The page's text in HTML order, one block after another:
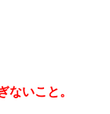
ないこと。